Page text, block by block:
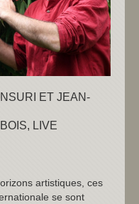
ET JEAN-
LIVE
artistiques, ces
se sont